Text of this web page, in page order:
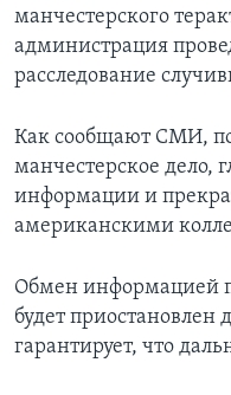
манчестерского
администрация
расследование
Как сообщают СМИ,
манчестерское дело,
информации и
американскими
Обмен информацией
будет приостановлен
гарантирует, что